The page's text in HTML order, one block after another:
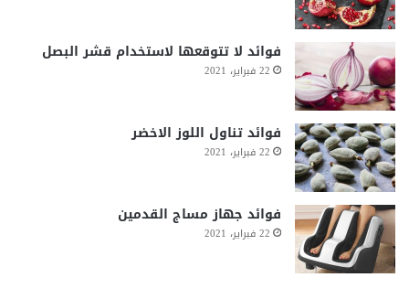
فوائد لا تتوقعها لاستخدام قشر البصل
22 فبراير، 2021
فوائد تناول اللوز الاخضر
22 فبراير، 2021
فوائد جهاز مساج القدمين
22 فبراير، 2021